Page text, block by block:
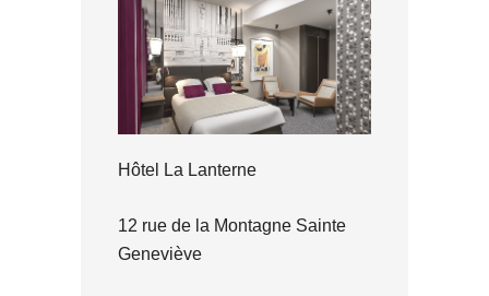
Hôtel La Lanterne
12 rue de la Montagne Sainte
Geneviève